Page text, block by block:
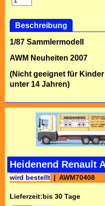
Beschreibung
1/87 Sammlermodell
AWM Neuheiten 2007
(Nicht geeignet für Kinder
unter 14 Jahren)
Heidenend Renault
wird bestellt AWM70408
Lieferzeit:bis 30 Tage